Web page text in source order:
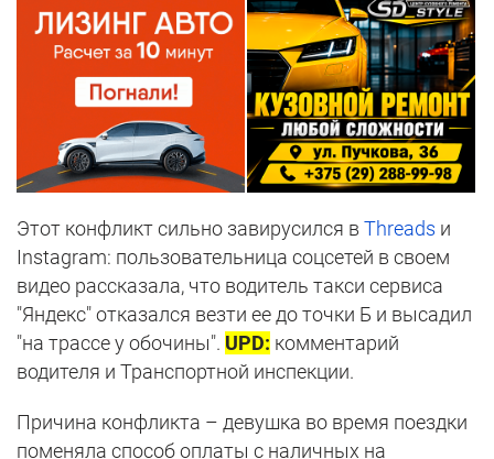
Этот конфликт сильно завирусился в Threads и
Instagram: пользовательница соцсетей в своем
видео рассказала, что водитель такси сервиса
"Яндекс" отказался везти ее до точки Б и высадил
"на трассе у обочины". UPD: комментарий
водителя и Транспортной инспекции.
Причина конфликта – девушка во время поездки
поменяла способ оплаты с наличных на